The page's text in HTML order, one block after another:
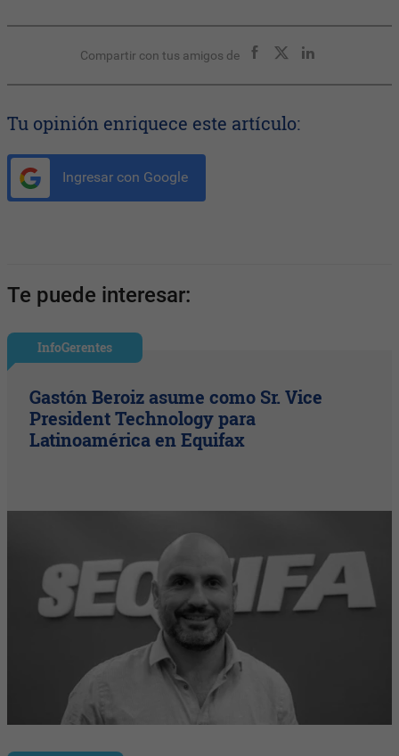
Compartir con tus amigos de
Tu opinión enriquece este artículo:
Ingresar con Google
Te puede interesar:
InfoGerentes
Gastón Beroiz asume como Sr. Vice
President Technology para
Latinoamérica en Equifax